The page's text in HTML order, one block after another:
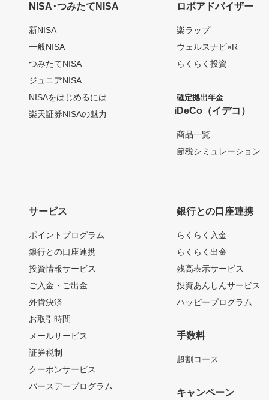
NISA･つみたてNISA
新NISA
一般NISA
つみたてNISA
ジュニアNISA
NISAをはじめるには
楽天証券NISAの魅力
ロボアドバイザー
楽ラップ
ウェルスナビ×R
らくらく投資
確定拠出年金
iDeCo（イデコ）
商品一覧
節税シミュレーション
サービス
ポイントプログラム
銀行との口座連携
投資情報サービス
ご入金・ご出金
外貨決済
お取引時間
メールサービス
証券税制
クーポンサービス
バースデープログラム
銀行との口座連携
らくらく入金
らくらく出金
残高表示サービス
投資あんしんサービス
ハッピープログラム
手数料
超割コース
キャンペーン